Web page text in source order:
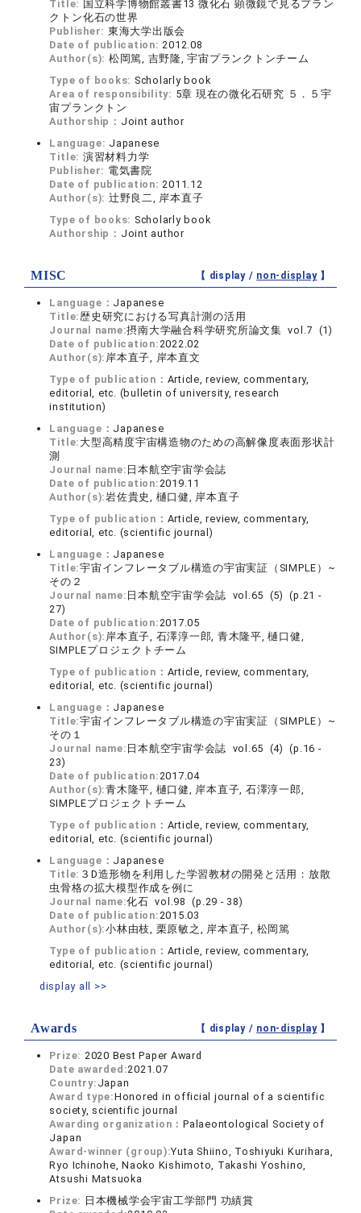
Title: 国立科学博物館叢書13 微化石 顕微鏡で見るプラン
クトン化石の世界
Publisher: 東海大学出版会
Date of publication:2012.08
Author(s): 松岡篤, 吉野隆, 宇宙プランクトンチーム
Type of books: Scholarly book
Area of responsibility: 5章 現在の微化石研究 ５．５宇
宙プランクトン
Authorship： Joint author
Language: Japanese
Title: 演習材料力学
Publisher: 電気書院
Date of publication:2011.12
Author(s): 辻野良二, 岸本直子
Type of books: Scholarly book
Authorship： Joint author
MISC 【 display / non-display】
Language： Japanese
Title:歴史研究における写真計測の活用
Journal name:摂南大学融合科学研究所論文集 vol.7 (1)
Date of publication:2022.02
Author(s): 岸本直子, 岸本直文
Type of publication： Article, review, commentary,
editorial, etc. (bulletin of university, research
institution)
Language： Japanese
Title: 大型高精度宇宙構造物のための高解像度表面形状計
測
Journal name: 日本航空宇宙学会誌
Date of publication:2019.11
Author(s):岩佐貴史, 樋口健, 岸本直子
Type of publication： Article, review, commentary,
editorial, etc. (scientific journal)
Language： Japanese
Title:宇宙インフレータブル構造の宇宙実証（SIMPLE）~
その２
Journal name: 日本航空宇宙学会誌 vol.65 (5) (p.21 -
27)
Date of publication:2017.05
Author(s): 岸本直子, 石澤淳一郎, 青木隆平, 樋口健,
SIMPLEプロジェクトチーム
Type of publication： Article, review, commentary,
editorial, etc. (scientific journal)
Language： Japanese
Title:宇宙インフレータブル構造の宇宙実証（SIMPLE）~
その１
Journal name: 日本航空宇宙学会誌 vol.65 (4) (p.16 -
23)
Date of publication:2017.04
Author(s):青木隆平, 樋口健, 岸本直子, 石澤淳一郎,
SIMPLEプロジェクトチーム
Type of publication： Article, review, commentary,
editorial, etc. (scientific journal)
Language： Japanese
Title: ３D造形物を利用した学習教材の開発と活用：放散
虫骨格の拡大模型作成を例に
Journal name:化石 vol.98 (p.29 - 38)
Date of publication:2015.03
Author(s):小林由枝, 栗原敏之, 岸本直子, 松岡篤
Type of publication： Article, review, commentary,
editorial, etc. (scientific journal)
display all >>
Awards 【 display / non-display】
Prize: 2020 Best Paper Award
Date awarded:2021.07
Country: Japan
Award type:Honored in official journal of a scientific
society, scientific journal
Awarding organization：Palaeontological Society of
Japan
Award-winner (group):Yuta Shiino, Toshiyuki Kurihara,
Ryo Ichinohe, Naoko Kishimoto, Takashi Yoshino,
Atsushi Matsuoka
Prize: 日本機械学会宇宙工学部門 功績賞